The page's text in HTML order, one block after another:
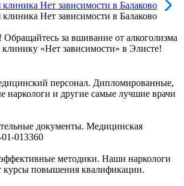
Обращайтесь за вшивание от алкоголизма
«Нет зависимости» в Элисте!
персонал. Дипломированные,
наркологи и другие самые лучшие врачи
документы. Медицинская
013360
методики. Наши наркологи
курсы повышения квалификации.